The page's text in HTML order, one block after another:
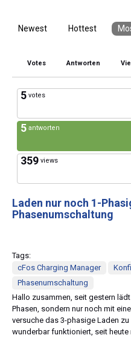
Newest Hottest
Votes Antworten
5 votes
5 antworten
359 views
Laden nur noch 1-
Phasenumschaltung
Tags:
cFos Charging Manager
Phasenumschaltung
Hallo zusammen, seit gestern
Phasen, sondern nur noch mit
versuche das 3-phasige Laden
wunderbar funktioniert, seit heute